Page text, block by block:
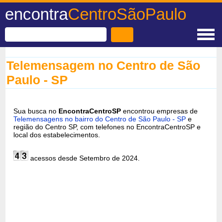
encontraCentroSãoPaulo
Telemensagem no Centro de São
Paulo - SP
Sua busca no EncontraCentroSP encontrou empresas de
Telemensagens no bairro do Centro de São Paulo - SP e
região do Centro SP, com telefones no EncontraCentroSP e
local dos estabelecimentos.
acessos desde Setembro de 2024.